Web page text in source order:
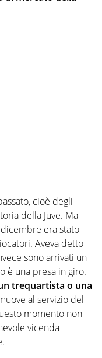
cioè degli
della Juve. Ma
era stato
Aveva detto
sono arrivati un
è una presa in giro.
trequartista o una
al servizio del
momento non
vicenda